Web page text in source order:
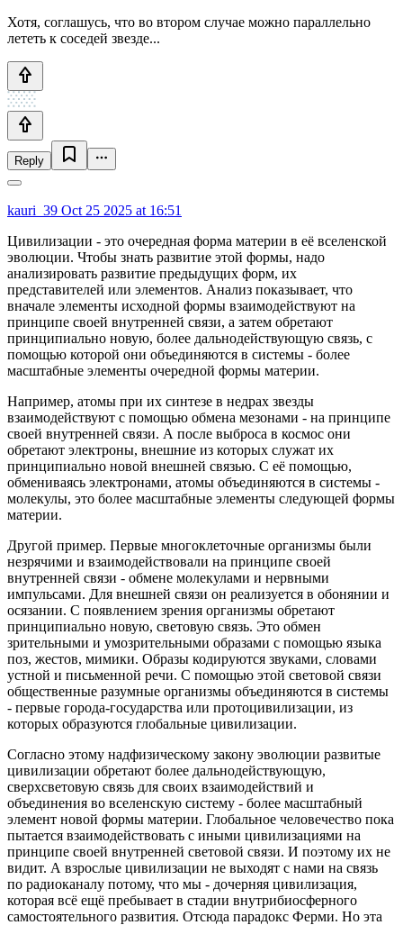
Хотя, соглашусь, что во втором случае можно параллельно
лететь к соседей звезде...
Reply
kauri_39 Oct 25 2025 at 16:51
Цивилизации - это очередная форма материи в её вселенской
эволюции. Чтобы знать развитие этой формы, надо
анализировать развитие предыдущих форм, их
представителей или элементов. Анализ показывает, что
вначале элементы исходной формы взаимодействуют на
принципе своей внутренней связи, а затем обретают
принципиально новую, более дальнодействующую связь, с
помощью которой они объединяются в системы - более
масштабные элементы очередной формы материи.
Например, атомы при их синтезе в недрах звезды
взаимодействуют с помощью обмена мезонами - на принципе
своей внутренней связи. А после выброса в космос они
обретают электроны, внешние из которых служат их
принципиально новой внешней связью. С её помощью,
обмениваясь электронами, атомы объединяются в системы -
молекулы, это более масштабные элементы следующей формы
материи.
Другой пример. Первые многоклеточные организмы были
незрячими и взаимодействовали на принципе своей
внутренней связи - обмене молекулами и нервными
импульсами. Для внешней связи он реализуется в обонянии и
осязании. С появлением зрения организмы обретают
принципиально новую, световую связь. Это обмен
зрительными и умозрительными образами с помощью языка
поз, жестов, мимики. Образы кодируются звуками, словами
устной и письменной речи. С помощью этой световой связи
общественные разумные организмы объединяются в системы
- первые города-государства или протоцивилизации, из
которых образуются глобальные цивилизации.
Согласно этому надфизическому закону эволюции развитые
цивилизации обретают более дальнодействующую,
сверхсветовую связь для своих взаимодействий и
объединения во вселенскую систему - более масштабный
элемент новой формы материи. Глобальное человечество пока
пытается взаимодействовать с иными цивилизациями на
принципе своей внутренней световой связи. И поэтому их не
видит. А взрослые цивилизации не выходят с нами на связь
по радиоканалу потому, что мы - дочерняя цивилизация,
которая всё ещё пребывает в стадии внутрибиосферного
самостоятельного развития. Отсюда парадокс Ферми. Но эта